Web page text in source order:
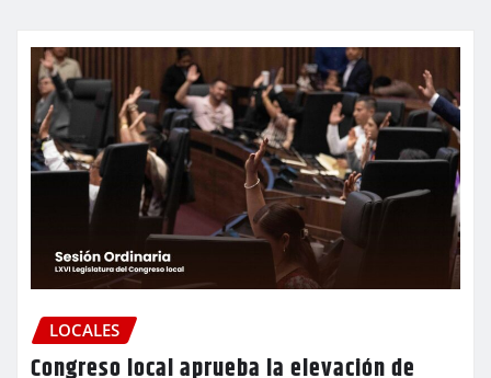
LOCALES
Congreso local aprueba la elevación de